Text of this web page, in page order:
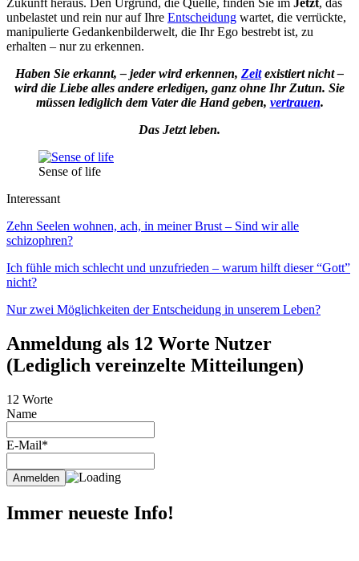
Zukunft heraus. Den Urgrund, die Quelle, finden Sie im Jetzt, das
unbelastet und rein nur auf Ihre Entscheidung wartet, die verrückte,
manipulierte Gedankenbilderwelt, die Ihr Ego bestrebt ist, zu
erhalten – nur zu erkennen.
Haben Sie erkannt, – jeder wird erkennen, Zeitexistiert nicht –
wird die Liebe alles andere erledigen, ganz ohne Ihr Zutun. Sie
müssen lediglich dem Vater die Hand geben, vertrauen.
Das Jetzt leben.
Sense of life
Interessant
Zehn Seelen wohnen, ach, in meiner Brust – Sind wir alle
schizophren?
Ich fühle mich schlecht und unzufrieden – warum hilft dieser “Gott”
nicht?
Nur zwei Möglichkeiten der Entscheidung in unserem Leben?
Anmeldung als 12 Worte Nutzer
(Lediglich vereinzelte Mitteilungen)
12 Worte
Name
E-Mail*
Immer neueste Info!